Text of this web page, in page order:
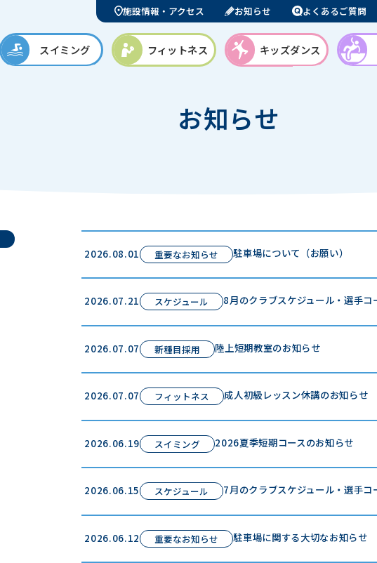
施設情報・アクセス お知らせ よくあるご質問
スイミング フィットネス キッズダンス
お知らせ
2026.08.01 重要なお知らせ 駐車場について（お願い）
2026.07.21 スケジュール 8月のクラブスケジュール・選手コ
2026.07.07 新種目採用 陸上短期教室のお知らせ
2026.07.07 フィットネス 成人初級レッスン休講のお知らせ
2026.06.19 スイミング 2026夏季短期コースのお知らせ
2026.06.15 スケジュール 7月のクラブスケジュール・選手コ
2026.06.12 重要なお知らせ 駐車場に関する大切なお知らせ